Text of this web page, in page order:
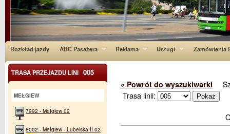
Rozkład jazdy ABC Pasażera Reklama Usługi Zamówienia
« Powrót do wyszukiwarki
Trasa linii:
TRASA PRZEJAZDU LINI 005
MEŁGIEW
7992 - Mełgiew 02
8002 - Mełgiew - Lubelska II 02